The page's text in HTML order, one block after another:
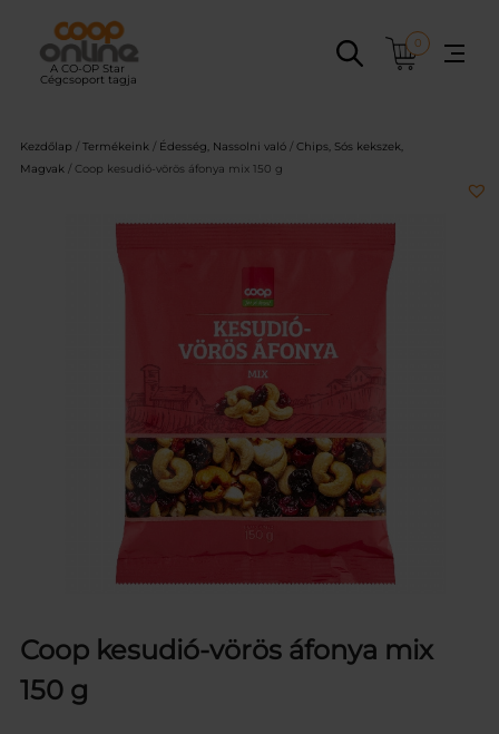
tartalomhoz
0
Kezdőlap / Termékeink / Édesség, Nassolni való / Chips, Sós kekszek,
Magvak / Coop kesudió-vörös áfonya mix 150 g
Coop kesudió-vörös áfonya mix
150 g